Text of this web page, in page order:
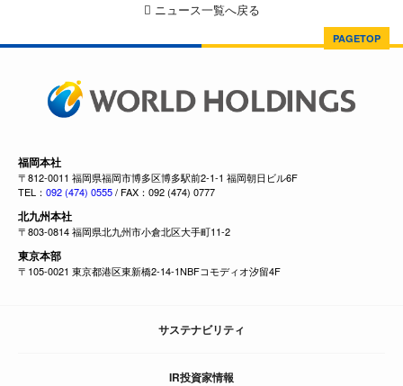
ニュース一覧へ戻る
PAGETOP
福岡本社
〒812-0011 福岡県福岡市博多区博多駅前2-1-1 福岡朝日ビル6F
TEL： 092 (474) 0555/ FAX：092 (474) 0777
北九州本社
〒803-0814 福岡県北九州市小倉北区大手町11-2
東京本部
〒105-0021 東京都港区東新橋2-14-1NBFコモディオ汐留4F
サステナビリティ
IR投資家情報